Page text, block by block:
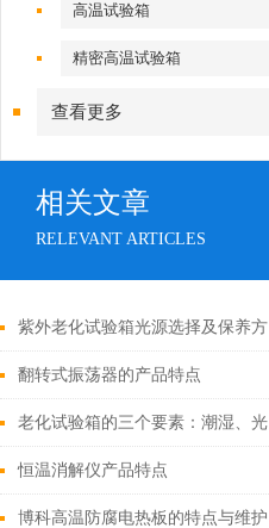
高温试验箱
精密高温试验箱
查看更多
相关文章
RELEVANT ARTICLES
紫外老化试验箱光源选择及保养方
法
翻转式振荡器的产品特点
老化试验箱的三个要素：潮湿、光
照和高温
恒温消解仪产品特点
博科高温防腐电热板的特点与维护